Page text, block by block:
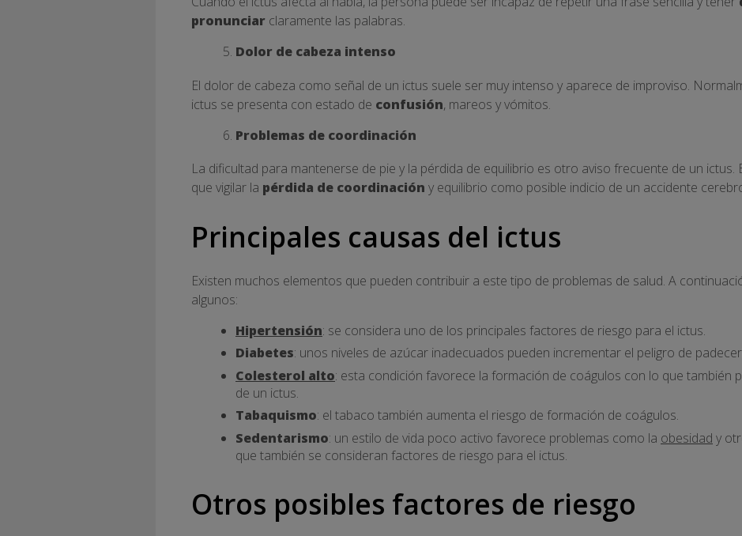
pronunciar claramente las palabras.
Dolor de cabeza intenso
El dolor de cabeza como señal de un ictus suele ser muy intenso y aparece de improviso.
ictus se presenta con estado de confusión, mareos y vómitos.
Problemas de coordinación
La dificultad para mantenerse de pie y la pérdida de equilibrio es otro aviso frecuente de un ictus.
que vigilar la pérdida de coordinación y equilibrio como posible indicio de un accidente
Principales causas del ictus
Existen muchos elementos que pueden contribuir a este tipo de problemas de salud. A
algunos:
Hipertensión: se considera uno de los principales factores de riesgo para el ictus.
Diabetes: unos niveles de azúcar inadecuados pueden incrementar el peligro de
Colesterol alto: esta condición favorece la formación de coágulos con lo que también
de un ictus.
Tabaquismo: el tabaco también aumenta el riesgo de formación de coágulos.
Sedentarismo: un estilo de vida poco activo favorece problemas como la obesidad y
que también se consideran factores de riesgo para el ictus.
Otros posibles factores de riesgo